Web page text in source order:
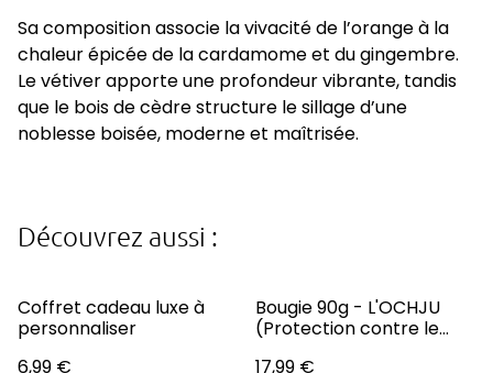
Sa composition associe la vivacité de l’orange à la
chaleur épicée de la cardamome et du gingembre.
Le vétiver apporte une profondeur vibrante, tandis
que le bois de cèdre structure le sillage d’une
noblesse boisée, moderne et maîtrisée.
Découvrez aussi :
Coffret cadeau luxe à
personnaliser
6,99 €
Bougie 90g - L'OCHJU
(Protection contre le
17,99 €